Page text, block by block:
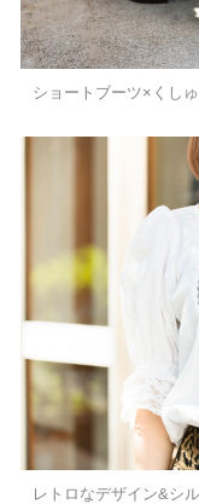
ショートブーツ×くし
レトロなデザイン&シ